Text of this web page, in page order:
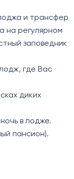
и трансфер
на регулярном
заповедник
где Вас
диких
в лодже.
пансион).